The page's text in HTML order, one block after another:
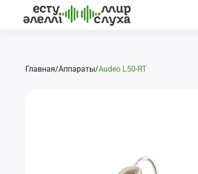
Главная/Аппараты/Audeo L50-RT